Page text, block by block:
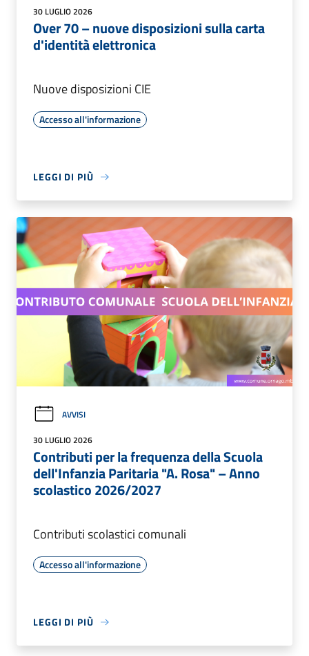
30 LUGLIO 2026
Over 70 – nuove disposizioni sulla carta
d'identità elettronica
Nuove disposizioni CIE
Accesso all'informazione
LEGGI DI PIÙ
AVVISI
30 LUGLIO 2026
Contributi per la frequenza della Scuola
dell'Infanzia Paritaria "A. Rosa" – Anno
scolastico 2026/2027
Contributi scolastici comunali
Accesso all'informazione
LEGGI DI PIÙ